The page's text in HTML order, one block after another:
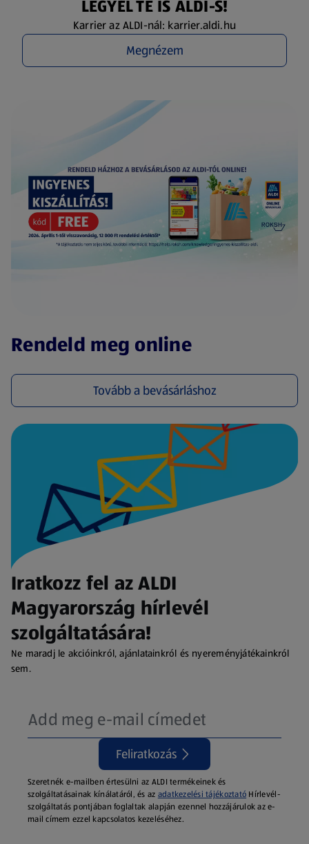
LEGYÉL TE IS ALDI-S!
Karrier az ALDI-nál: karrier.aldi.hu
Megnézem
Rendeld meg online
Tovább a bevásárláshoz
(új oldalon nyílik meg)
Iratkozz fel az ALDI
Magyarország hírlevél
szolgáltatására!
Ne maradj le akcióinkról, ajánlatainkról és nyereményjátékainkról
sem.
Feliratkozás
Szeretnék e-mailben értesülni az ALDI termékeinek és
szolgáltatásainak kínálatáról, és az adatkezelési tájékoztató Hírlevél-
szolgáltatás pontjában foglaltak alapján ezennel hozzájárulok az e-
mail címem ezzel kapcsolatos kezeléséhez.